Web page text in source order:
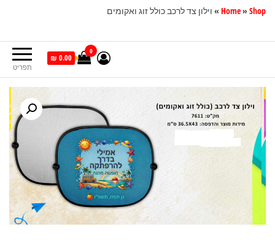
Home» Shop
» וילון צד לרכב כולל זוג ואקומים
תפריט
0
0.00 ₪